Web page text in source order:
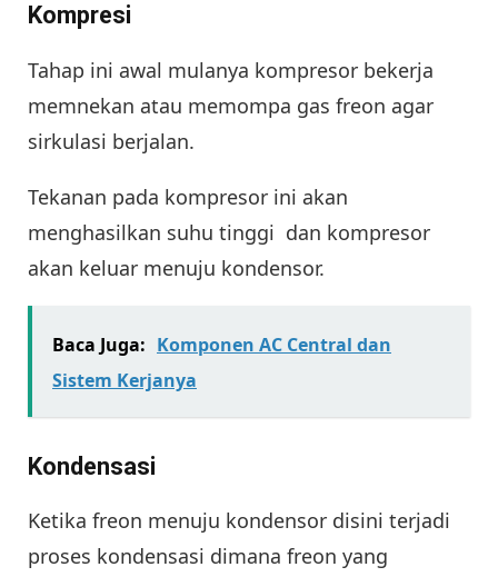
Kompresi
Tahap ini awal mulanya kompresor bekerja
memnekan atau memompa gas freon agar
sirkulasi berjalan.
Tekanan pada kompresor ini akan
menghasilkan suhu tinggi dan kompresor
akan keluar menuju kondensor.
Baca Juga: Komponen AC Central dan
Sistem Kerjanya
Kondensasi
Ketika freon menuju kondensor disini terjadi
proses kondensasi dimana freon yang